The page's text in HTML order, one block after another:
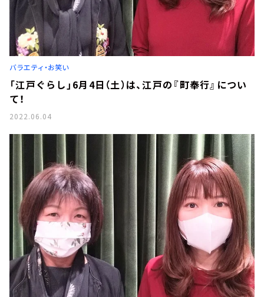
バラエティ・お笑い
「江戸ぐらし」6月4日（土）は、江戸の『町奉行』につい
て！
2022.06.04